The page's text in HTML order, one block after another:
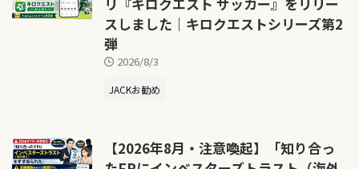
スしました｜キロクエストシリーズ第2
弾
2026/8/3
JACKお勧め
【2026年8月・注意喚起】「知り合っ